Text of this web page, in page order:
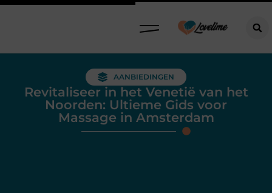
AANBIEDINGEN
Revitaliseer in het Venetië van het
Noorden: Ultieme Gids voor
Massage in Amsterdam